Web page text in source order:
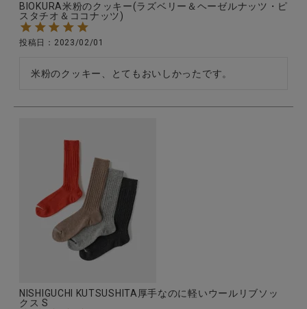
特集
ご利用ガイド
BIOKURA米粉のクッキー(ラズベリー＆ヘーゼルナッツ・ピ
スタチオ＆ココナッツ)
投稿日 2023/02/01
米粉のクッキー、とてもおいしかったです。
NISHIGUCHI KUTSUSHITA厚手なのに軽いウールリブソッ
クス S